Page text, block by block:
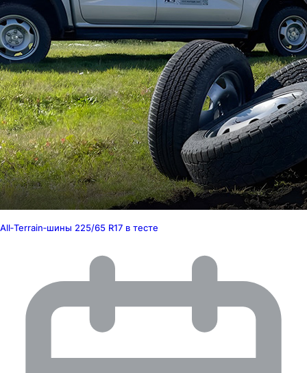
All‑Terrain‑шины 225/65 R17 в тесте